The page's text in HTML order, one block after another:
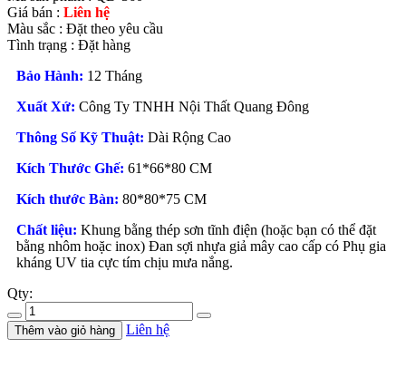
Giá bán : Liên hệ
Màu sắc : Đặt theo yêu cầu
Tình trạng : Đặt hàng
Bảo Hành: 12 Tháng
Xuất Xứ: Công Ty TNHH Nội Thất Quang Đông
Thông Số Kỹ Thuật: Dài Rộng Cao
Kích Thước Ghế: 61*66*80 CM
Kích thước Bàn: 80*80*75 CM
Chất liệu: Khung bằng thép sơn tĩnh điện (hoặc bạn có thể đặt
bằng nhôm hoặc inox) Đan sợi nhựa giả mây cao cấp có Phụ gia
kháng UV tia cực tím chịu mưa nắng.
Qty:
Thêm vào giỏ hàng Liên hệ